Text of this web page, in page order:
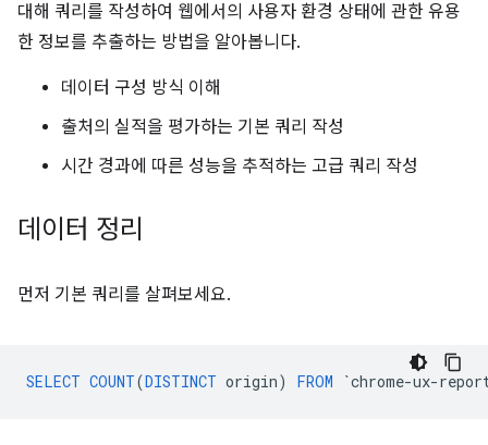
대해 쿼리를 작성하여 웹에서의 사용자 환경 상태에 관한 유용
한 정보를 추출하는 방법을 알아봅니다.
데이터 구성 방식 이해
출처의 실적을 평가하는 기본 쿼리 작성
시간 경과에 따른 성능을 추적하는 고급 쿼리 작성
데이터 정리
먼저 기본 쿼리를 살펴보세요.
SELECT COUNT(DISTINCT origin) FROM `chrome-ux-